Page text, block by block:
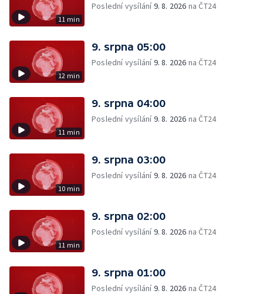
11 min
Poslední vysílání9. 8. 2026 na ČT24
12 min
9. srpna 05:00
Poslední vysílání9. 8. 2026 na ČT24
11 min
9. srpna 04:00
Poslední vysílání9. 8. 2026 na ČT24
10 min
9. srpna 03:00
Poslední vysílání9. 8. 2026 na ČT24
11 min
9. srpna 02:00
Poslední vysílání9. 8. 2026 na ČT24
9. srpna 01:00
Poslední vysílání9. 8. 2026 na ČT24